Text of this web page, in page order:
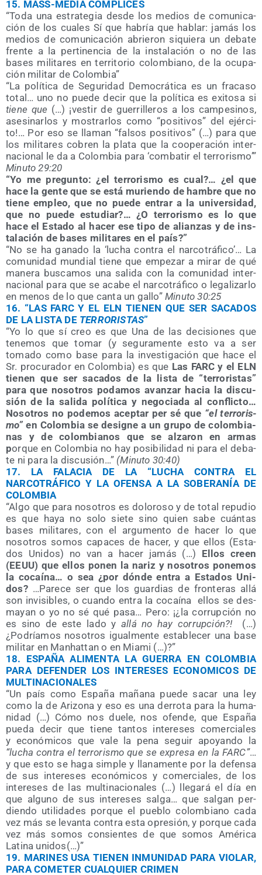
15. MASS-MEDIA COMPLICES
“Toda una estra­te­gia des­de los medios de comu­ni­ca­
ción de los cua­les Sí que habría que hablar: jamás los
medios de comu­ni­ca­ción abrie­ron siquie­ra un deba­te
fren­te a la per­ti­nen­cia de la ins­ta­la­ción o no de las
bases mili­ta­res en terri­to­rio colom­biano, de la ocu­pa­
ción mili­tar de Colombia”
“La polí­ti­ca de Segu­ri­dad Demo­crá­ti­ca es un fra­ca­so
total… uno no pue­de decir que la polí­ti­ca es exi­to­sa si
tie­ne que (…) ¡ves­tir de gue­rri­lle­ros a los cam­pe­si­nos,
ase­si­nar­los y mos­trar­los como “posi­ti­vos” del ejér­ci­
to!… Por eso se lla­man “fal­sos posi­ti­vos” (…) para que
los mili­ta­res cobren la pla­ta que la coope­ra­ción inter­
na­cio­nal le da a Colom­bia para ‘com­ba­tir el terro­ris­mo’”
Minu­to 29:20
“Yo me pre­gun­to: ¿el terro­ris­mo es cual?… ¿el que
hace la gen­te que se está murien­do de ham­bre que no
tie­ne empleo, que no pue­de entrar a la uni­ver­si­dad,
que no pue­de estu­diar?… ¿O terro­ris­mo es lo que
hace el Esta­do al hacer ese tipo de alian­zas y de ins­
ta­la­ción de bases mili­ta­res en el país?”
“No se ha gana­do la ‘lucha con­tra el nar­co­trá­fi­co’… La
comu­ni­dad mun­dial tie­ne que empe­zar a mirar de qué
mane­ra bus­ca­mos una sali­da con la comu­ni­dad inter­
na­cio­nal para que se aca­be el nar­co­trá­fi­co o lega­li­zar­lo
en menos de lo que can­ta un gallo” Minu­to 30:25
16. “LAS FARC Y EL ELN TIENEN QUE SER SACADOS
DE LA LISTA DE TERRORISTAS”
“Yo lo que sí creo es que Una de las deci­sio­nes que
tene­mos que tomar (y segu­ra­men­te esto va a ser
toma­do como base para la inves­ti­ga­ción que hace el
Sr. pro­cu­ra­dor en Colom­bia) es que Las FARC y el ELN
tie­nen que ser saca­dos de la lis­ta de “terro­ris­tas”
para que noso­tros poda­mos avan­zar hacia la dis­cu­
sión de la sali­da polí­ti­ca y nego­cia­da al con­flic­to…
Noso­tros no pode­mos acep­tar per sé que “el terro­ris­
mo”en Colom­bia se desig­ne a un gru­po de colom­bia­
nas y de colom­bia­nos que se alza­ron en armas
porque en Colom­bia no hay posi­bi­li­dad ni para el deba­
te ni para la dis­cu­sión…” (Minu­to 30:40)
17.
LA FALACIA DE LA “LUCHA CONTRA EL
NARCOTRÁFICO Y LA OFENSA A LA SOBERANÍA DE
COLOMBIA
“Algo que para noso­tros es dolo­ro­so y de total repu­dio
es que haya no solo sie­te sino quien sabe cuán­tas
bases mili­ta­res, con el argu­men­to de hacer lo que
noso­tros somos capa­ces de hacer, y que ellos (Esta­
dos Uni­dos) no van a hacer jamás (…) Ellos creen
(EEUU) que ellos ponen la nariz y noso­tros pone­mos
la cocaí­na… o sea ¿por dón­de entra a Esta­dos Uni­
dos?…Pare­ce ser que los guar­dias de fron­te­ras allá
son invi­si­bles, o cuan­do entra la cocaí­na ellos se des­
ma­yan o yo no sé qué pasa… Pero: ¡¿la corrup­ción no
es sino de este lado y allá no hay corrup­ción?!
(…)
¿Podría­mos noso­tros igual­men­te esta­ble­cer una base
mili­tar en Manhat­tan o en Miami (…)?”
18. ESPAÑA ALIMENTA LA GUERRA EN COLOMBIA
PARA DEFENDER LOS INTERESES ECONOMICOS DE
MULTINACIONALES
“Un país como Espa­ña maña­na pue­de sacar una ley
como la de Ari­zo­na y eso es una derro­ta para la huma­
ni­dad (…) Cómo nos due­le, nos ofen­de, que Espa­ña
pue­da decir que tie­ne tan­tos intere­ses comer­cia­les
y eco­nó­mi­cos que vale la pena seguir apo­yan­do la
“lucha con­tra el terro­ris­mo que se expre­sa en la FARC”…
y que esto se haga sim­ple y lla­na­men­te por la defen­sa
de sus intere­ses eco­nó­mi­cos y comer­cia­les, de los
intere­ses de las mul­ti­na­cio­na­les (…) lle­ga­rá el día en
que alguno de sus intere­ses sal­ga… que sal­gan per­
dien­do uti­li­da­des por­que el pue­blo colom­biano cada
vez más se levan­ta con­tra esta opre­sión, y por­que cada
vez más somos con­sien­tes de que somos Amé­ri­ca
Lati­na unidos(…)”
19. MARINES USA TIENEN INMUNIDAD PARA VIOLAR,
PARA COMETER CUALQUIER CRIMEN